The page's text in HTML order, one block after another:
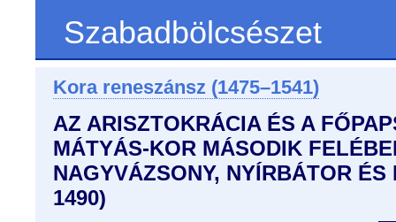
Szabadbölcsészet
Kora reneszánsz (1475–1541)
AZ ARISZTOKRÁCIA ÉS A
MÁTYÁS-KOR MÁSODIK
NAGYVÁZSONY, NYÍRBÁTOR
1490)